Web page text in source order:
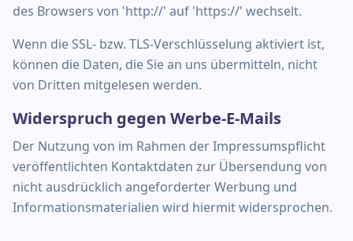
des Browsers von 'http://' auf 'https://' wechselt.
Wenn die SSL- bzw. TLS-Verschlüsselung aktiviert ist,
können die Daten, die Sie an uns übermitteln, nicht
von Dritten mitgelesen werden.
Widerspruch gegen Werbe-E-Mails
Der Nutzung von im Rahmen der Impressumspflicht
veröffentlichten Kontaktdaten zur Übersendung von
nicht ausdrücklich angeforderter Werbung und
Informationsmaterialien wird hiermit widersprochen.